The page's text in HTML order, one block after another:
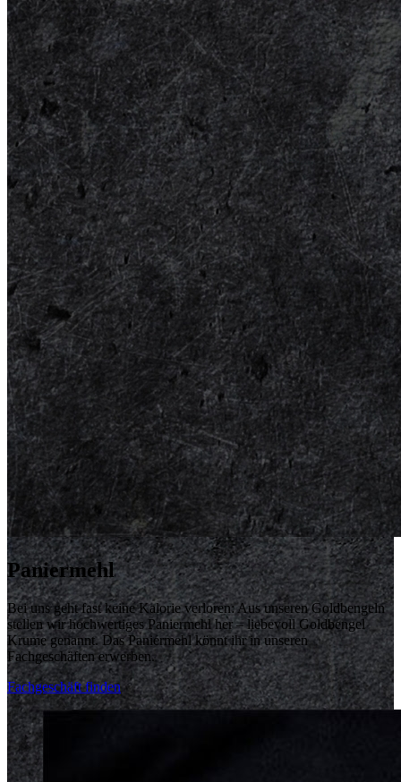
Paniermehl
Bei uns geht fast keine Kalorie verloren: Aus unseren Goldbengeln
stellen wir hochwertiges Paniermehl her – liebevoll Goldbengel
Krume genannt. Das Paniermehl könnt ihr in unseren
Fachgeschäften erwerben.
Fachgeschäft finden